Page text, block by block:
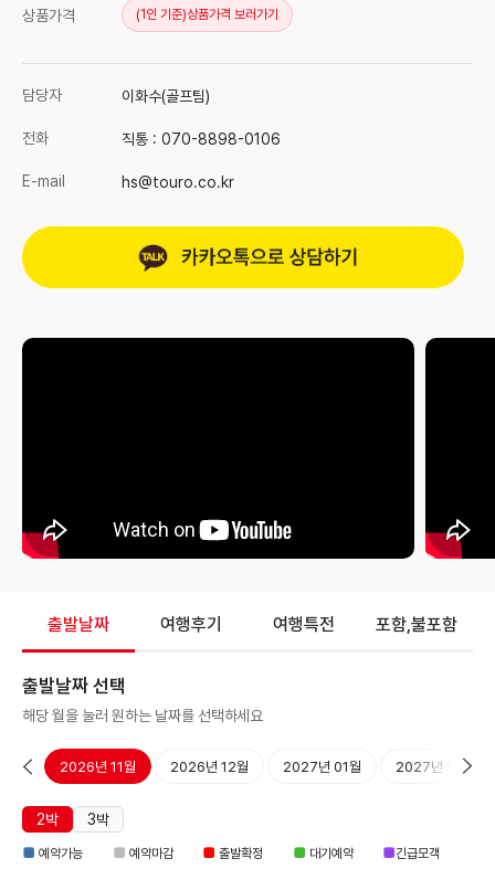
상품가격 (1인 기준)상품가격 보러가기
담당자 이화수(골프팀)
전화 직통 : 070-8898-0106
E-mail hs@touro.co.kr
출발날짜 여행후기 여행특전 포함,불포함
출발날짜 선택
해당 월을 눌러 원하는 날짜를 선택하세요
월 2026년 11월 2026년 12월 2027년 01월 2027년 02월
2박
3박
■ 예약가능 ■ 예약마감 ■ 출발확정 ■ 대기예약 ■긴급모객